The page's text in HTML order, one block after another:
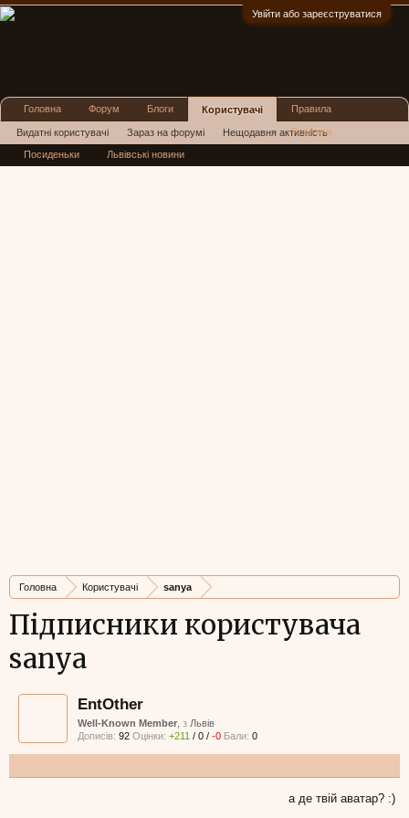
Увійти або зареєструватися
Головна Користувачі sanya
Підписники користувача
sanya
EntOther
Well-Known Member з Львів
Дописів: 92 Оцінки: +211 / 0 / -0 Бали: 0
а де твій аватар? :)
Головна Форум Блоги Користувачі
Видатні користувачі Зараз на форумі Нещодавня активність
Нові повідомлення профілю
Правила
Реклама
Посиденьки Львівські новини